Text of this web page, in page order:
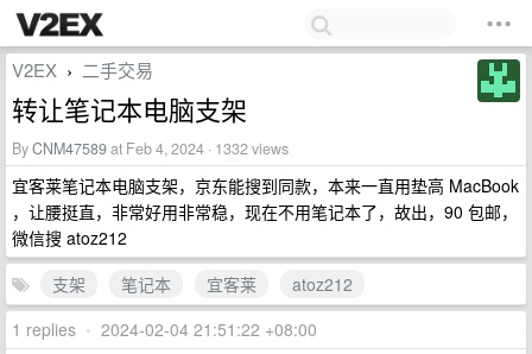
V2EX › 二手交易
转让笔记本电脑支架
ByCNM47589at Feb 4, 2024 · 1332 views
宜客莱笔记本电脑支架，京东能搜到同款，本来一直用垫高 MacBook
，让腰挺直，非常好用非常稳，现在不用笔记本了，故出，90 包邮，
微信搜 atoz212
支架
笔记本 宜客莱
atoz212
1 replies • 2024-02-04 21:51:22 +08:00